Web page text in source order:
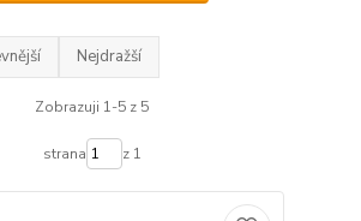
Nejdražší
Zobrazuji 1-5 z 5
strana z 1